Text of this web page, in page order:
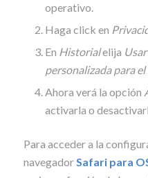
operativo.
Haga click en
En Historialelija
personalizada para
Ahora verá la opción
activarla o
Para acceder a la
navegadorSafari para